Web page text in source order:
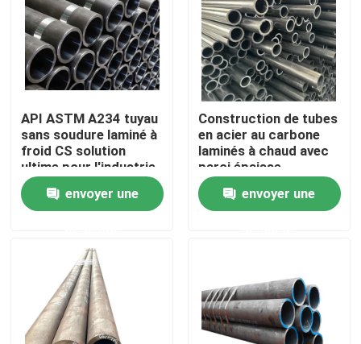
Visite de l'usine
Contrôle de la qualité
Demandez un devis
Plaques métalliques en acier inoxydable
bobine d'acier inoxydable
Profil d'acier inoxydable
API ASTM A234 tuyau
sans soudure laminé à
froid CS solution
ultime pour l'industrie
envoyer une
Construction de tubes
en acier au carbone
laminés à chaud avec
paroi épaisse
envoyer une